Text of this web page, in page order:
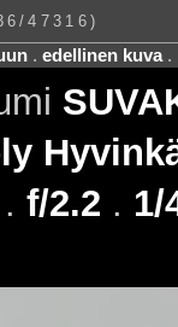
47316)
. edellinen kuva.
. f/2.2 . 1/